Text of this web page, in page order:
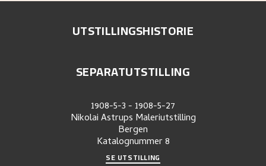
UTSTILLINGSHISTORIE
SEPARATUTSTILLING
1908-5-3- 1908-5-27
Nikolai Astrups Maleriutstilling
Bergen
Katalognummer8
SE UTSTILLING